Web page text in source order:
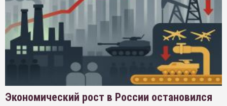
Экономический рост в России остановился